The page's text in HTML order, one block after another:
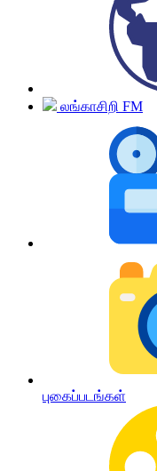
லங்காசிறி FM
புகைப்படங்கள்